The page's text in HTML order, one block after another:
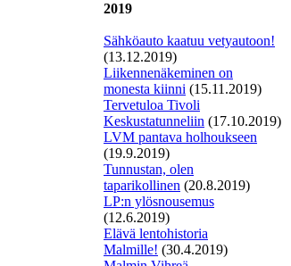
2019
Sähköauto kaatuu vetyautoon!
(13.12.2019)
Liikennenäkeminen on
monesta kiinni (15.11.2019)
Tervetuloa Tivoli
Keskustatunneliin (17.10.2019)
LVM pantava holhoukseen
(19.9.2019)
Tunnustan, olen
taparikollinen (20.8.2019)
LP:n ylösnousemus
(12.6.2019)
Elävä lentohistoria
Malmille! (30.4.2019)